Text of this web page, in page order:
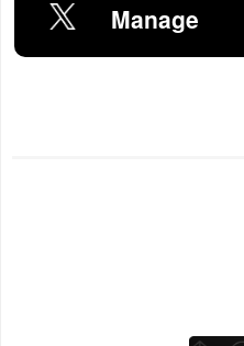
Manage